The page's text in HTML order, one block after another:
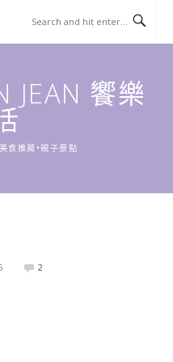
JEAN 饗樂
食推薦•親子景點
2